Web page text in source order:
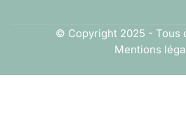
© Copyright 2025 - Tous
Mentions